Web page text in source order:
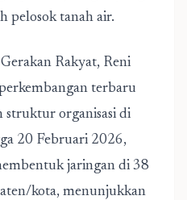
pelosok tanah air.
Rakyat, Reni
terbaru
struktur organisasi di
20 Februari 2026,
jaringan di 38
kota, menunjukkan